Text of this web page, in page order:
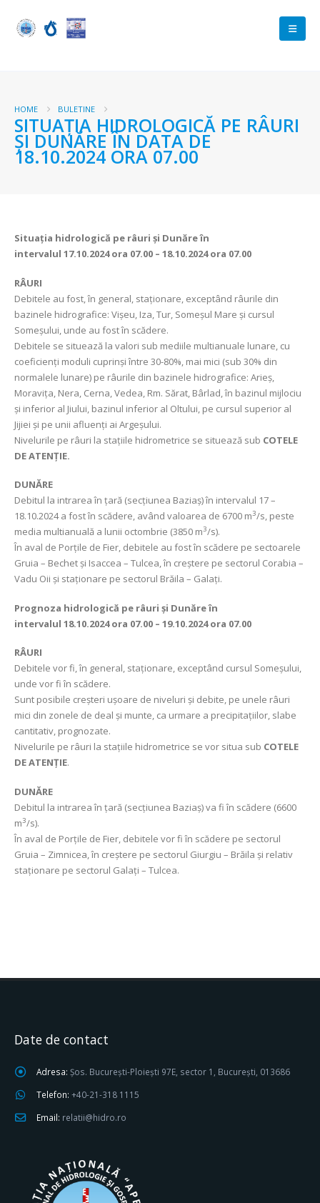
HOME BULETINE
SITUAȚIA HIDROLOGICĂ PE RÂURI
ȘI DUNĂRE ÎN DATA DE
18.10.2024 ORA 07.00
Situația hidrologică pe râuri și Dunăre în
intervalul 17.10.2024 ora 07.00 – 18.10.2024 ora 07.00
RÂURI
Debitele au fost, în general, staționare, exceptând râurile din
bazinele hidrografice: Vișeu, Iza, Tur, Someșul Mare şi cursul
Someşului, unde au fost în scădere.
Debitele se situează la valori sub mediile multianuale lunare, cu
coeficienți moduli cuprinși între 30-80%, mai mici (sub 30% din
normalele lunare) pe râurile din bazinele hidrografice: Arieș,
Moravița, Nera, Cerna, Vedea, Rm. Sărat, Bârlad, în bazinul mijlociu
și inferior al Jiului, bazinul inferior al Oltului, pe cursul superior al
Jijiei și pe unii afluenți ai Argeșului.
Nivelurile pe râuri la stațiile hidrometrice se situează sub COTELE
DE ATENȚIE.
DUNĂRE
Debitul la intrarea în țară (secțiunea Baziaș) în intervalul 17 –
18.10.2024 a fost în scădere, având valoarea de 6700 m3/s, peste
media multianuală a lunii octombrie (3850 m3/s).
În aval de Porţile de Fier, debitele au fost în scădere pe sectoarele
Gruia – Bechet și Isaccea – Tulcea, în creștere pe sectorul Corabia –
Vadu Oii și staționare pe sectorul Brăila – Galați.
Prognoza hidrologică pe râuri și Dunăre în
intervalul 18.10.2024 ora 07.00 – 19.10.2024 ora 07.00
RÂURI
Debitele vor fi, în general, staționare, exceptând cursul Someşului,
unde vor fi în scădere.
Sunt posibile creșteri uşoare de niveluri și debite, pe unele râuri
mici din zonele de deal și munte, ca urmare a precipitațiilor, slabe
cantitativ, prognozate.
Nivelurile pe râuri la stațiile hidrometrice se vor situa sub COTELE
DE ATENȚIE.
DUNĂRE
Debitul la intrarea în țară (secțiunea Baziaș) va fi în scădere (6600
m3/s).
În aval de Porțile de Fier, debitele vor fi în scădere pe sectorul
Gruia – Zimnicea, în creştere pe sectorul Giurgiu – Brăila şi relativ
staționare pe sectorul Galați – Tulcea.
Date de contact
Adresa: Șos. București-Ploiești 97E, sector 1, București, 013686
Telefon: +40-21-318 1115
Email: relatii@hidro.ro